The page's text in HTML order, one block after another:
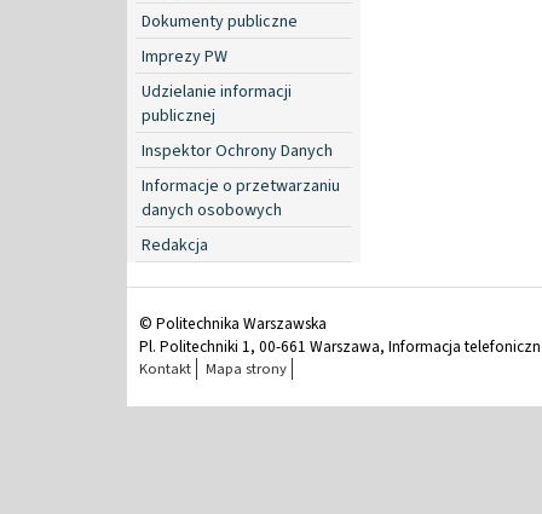
Dokumenty publiczne
Imprezy PW
Udzielanie informacji
publicznej
Inspektor Ochrony Danych
Informacje o przetwarzaniu
danych osobowych
Redakcja
© Politechnika Warszawska
Pl. Politechniki 1, 00-661 Warszawa, Informacja
Kontakt Mapa strony